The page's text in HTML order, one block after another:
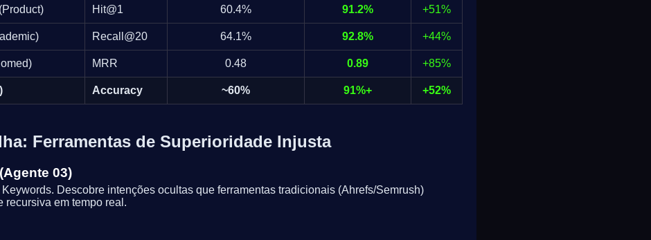
Hit@1 60.4% 91.2% +51%
Recall@20 64.1% 92.8% +44%
MRR 0.48 0.89 +85%
Accuracy ~60% 91%+ +52%
Ferramentas de Superioridade Injusta
03)
Descobre intenções ocultas que ferramentas tradicionais (Ahrefs/Semrush)
recursiva em tempo real.